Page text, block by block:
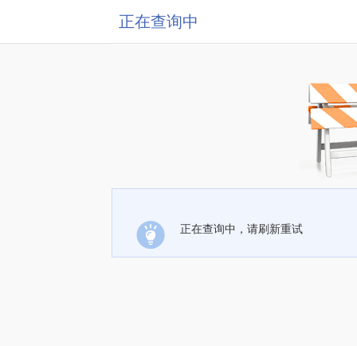
正在查询中
正在查询中，请刷新重试